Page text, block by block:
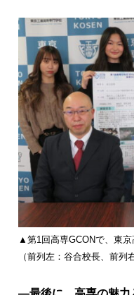
▲第1回高専GCONで、東
（前列左：谷合校長、前列